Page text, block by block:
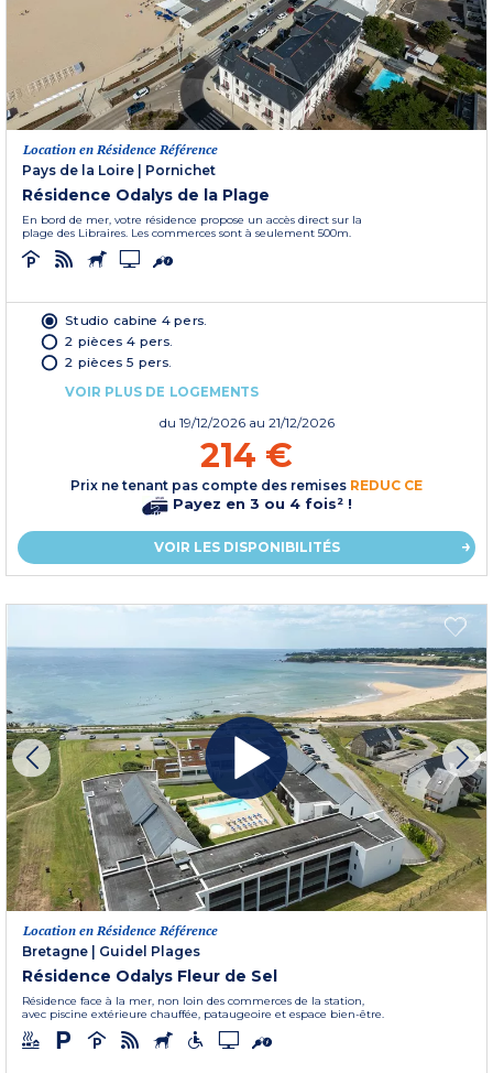
Location en Résidence Référence
Pays de la Loire | Pornichet
Résidence Odalys de la Plage
En bord de mer, votre résidence propose un accès direct sur la
plage des Libraires. Les commerces sont à seulement 500m.
Studio cabine 4 pers.
2 pièces 4 pers.
2 pièces 5 pers.
VOIR PLUS DE LOGEMENTS
du 19/12/2026 au 21/12/2026
214 €
Prix ne tenant pas compte des remises REDUC CE
Payez en 3 ou 4 fois² !
VOIR LES DISPONIBILITÉS
Location en Résidence Référence
Bretagne
Guidel Plages
Résidence Odalys Fleur de Sel
Résidence face à la mer, non loin des commerces de la station,
avec piscine extérieure chauffée, pataugeoire et espace bien-être.